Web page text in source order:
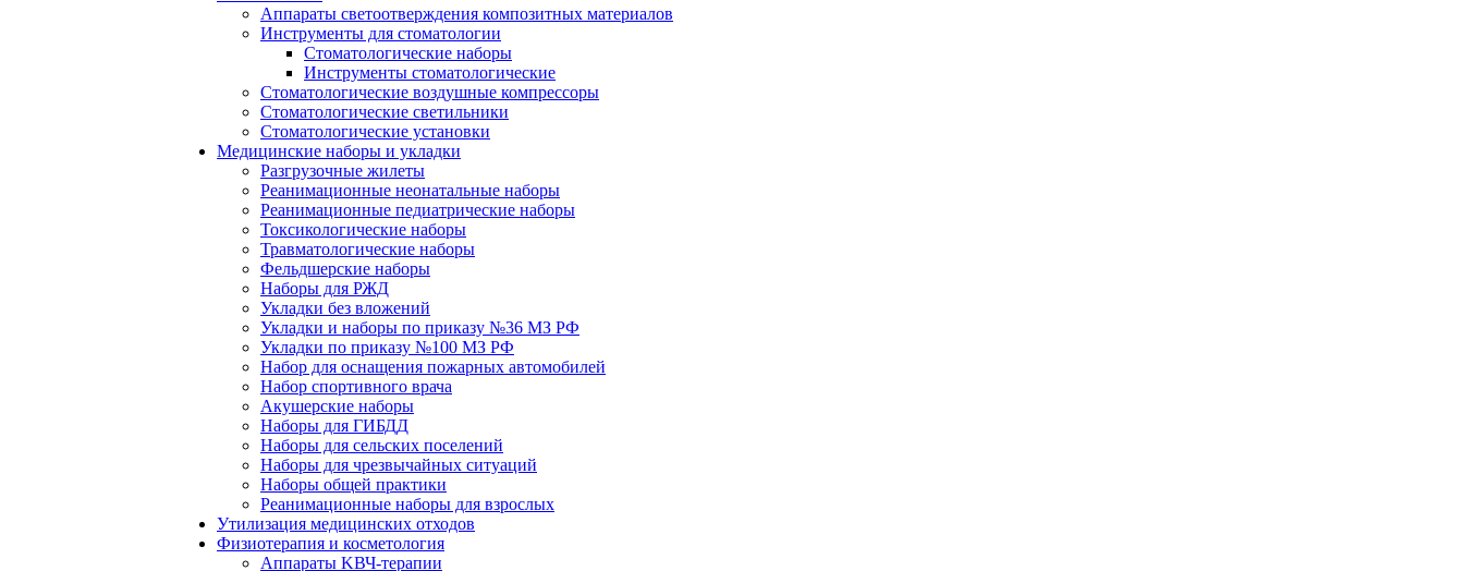
Аппараты светоотверждения композитных материалов
Инструменты для стоматологии
Стоматологические наборы
Инструменты стоматологические
Стоматологические воздушные компрессоры
Стоматологические светильники
Стоматологические установки
Медицинские наборы и укладки
Разгрузочные жилеты
Реанимационные неонатальные наборы
Реанимационные педиатрические наборы
Токсикологические наборы
Травматологические наборы
Фельдшерские наборы
Наборы для РЖД
Укладки без вложений
Укладки и наборы по приказу №36 МЗ РФ
Укладки по приказу №100 МЗ РФ
Набор для оснащения пожарных автомобилей
Набор спортивного врача
Акушерские наборы
Наборы для ГИБДД
Наборы для сельских поселений
Наборы для чрезвычайных ситуаций
Наборы общей практики
Реанимационные наборы для взрослых
Утилизация медицинских отходов
Физиотерапия и косметология
Аппараты KВЧ-терапии